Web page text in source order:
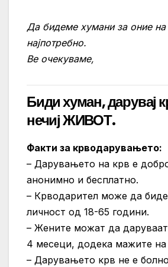
Да бидеме хумани за оние
најпотребно.
Ве очекуваме,
Биди хуман, дарувај
нечиј ЖИВОТ.
Факти за крводарувањето:
– Дарувањето на крв е
анонимно и бесплатно.
– Крводарител може да биде
личност од 18-65 години.
– Жените можат да
4 месеци, додека мажите на
– Дарувањето крв не е